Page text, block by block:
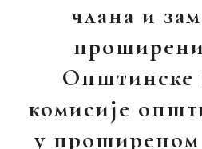
члана и
Општинске
комисије
у проширеном